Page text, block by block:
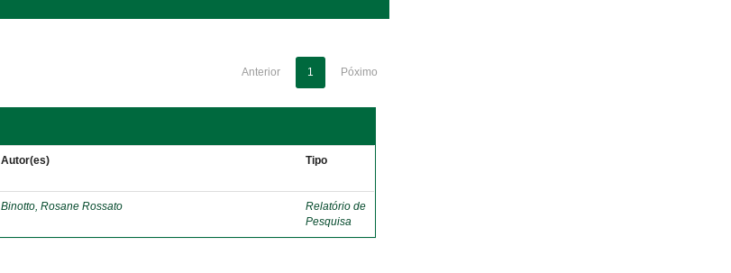
Anterior 1 Póximo
Autor(es) Tipo
Binotto, Rosane Rossato
Relatório de
Pesquisa